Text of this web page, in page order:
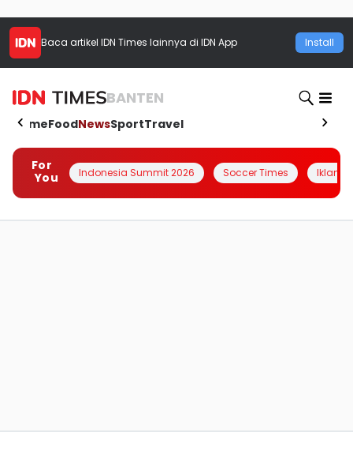
Baca artikel IDN Times lainnya di IDN App Install
BANTEN
HomeFoodNewsSportTravel
For
You
Indonesia Summit 2026 Soccer Times Iklanin